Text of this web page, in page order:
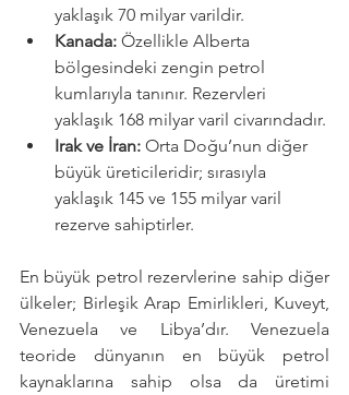
yaklaşık 70 milyar varildir.
Kanada: Özellikle Alberta
bölgesindeki zengin petrol
kumlarıyla tanınır. Rezervleri
yaklaşık 168 milyar varil civarındadır.
Irak ve İran: Orta Doğu’nun diğer
büyük üreticileridir; sırasıyla
yaklaşık 145 ve 155 milyar varil
rezerve sahiptirler.
En büyük petrol rezervlerine sahip diğer
ülkeler; Birleşik Arap Emirlikleri, Kuveyt,
Venezuela ve Libya’dır. Venezuela
teoride dünyanın en büyük petrol
kaynaklarına sahip olsa da üretimi